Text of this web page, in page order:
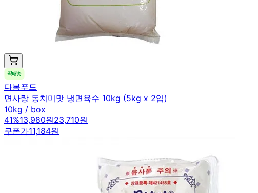
다봄푸드
면사랑 동치미맛 냉면육수 10kg (5kg x 2입)
10kg / box
41%13,980원23,710원
쿠폰가11,184원